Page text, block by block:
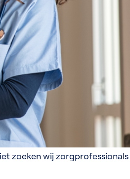
zoeken wij